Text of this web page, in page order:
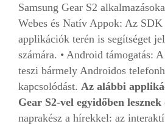
Samsung Gear S2
Webes és Natív Appok: Az SDK
applikációk terén is segítséget
számára. • Android támogatás:
teszi bármely Androidos
kapcsolódást. Az alábbi
Gear S2-vel egyidőben
naprakész a hírekkel: az